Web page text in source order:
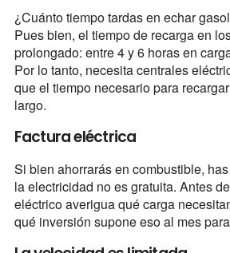
¿Cuánto tiempo tardas en echar
Pues bien, el tiempo de recarga en
prolongado: entre 4 y 6 horas en
Por lo tanto, necesita centrales
que el tiempo necesario para
largo.
Factura eléctrica
Si bien ahorrarás en combustible,
la electricidad no es gratuita. Antes
eléctrico averigua qué carga
qué inversión supone eso al mes